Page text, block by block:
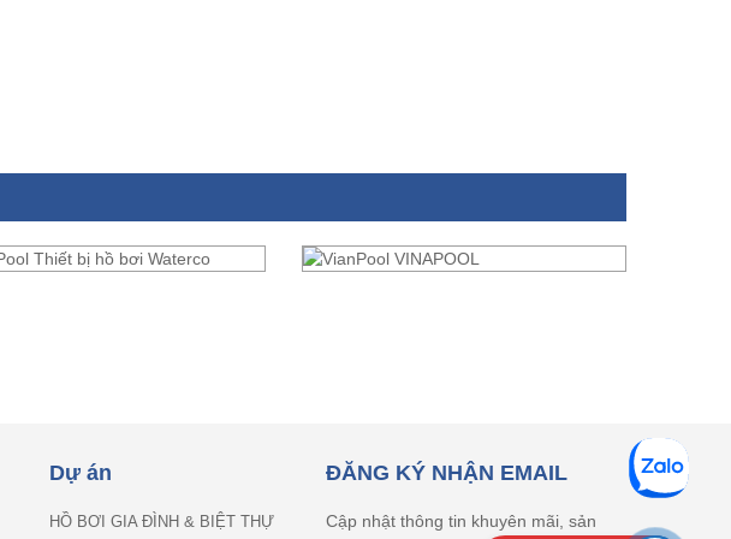
Dự án
HỒ BƠI GIA ĐÌNH & BIỆT THỰ
ĐĂNG KÝ NHẬN EMAIL
Cập nhật thông tin khuyên mãi, sản